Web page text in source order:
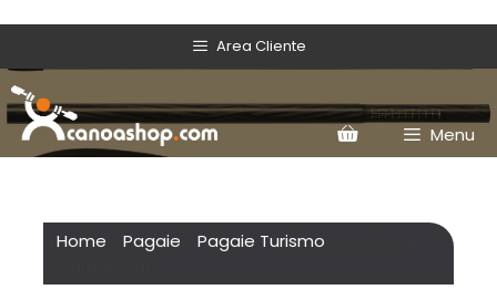
Area Cliente
Menu
Home Pagaie Pagaie Turismo